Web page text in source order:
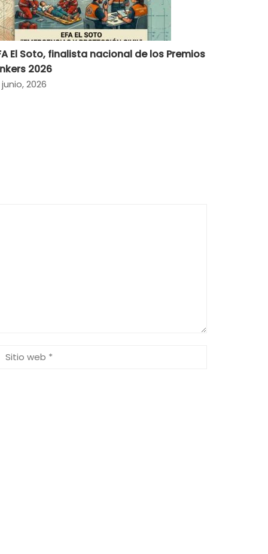
El Soto, finalista nacional de los Premios
2026
junio, 2026